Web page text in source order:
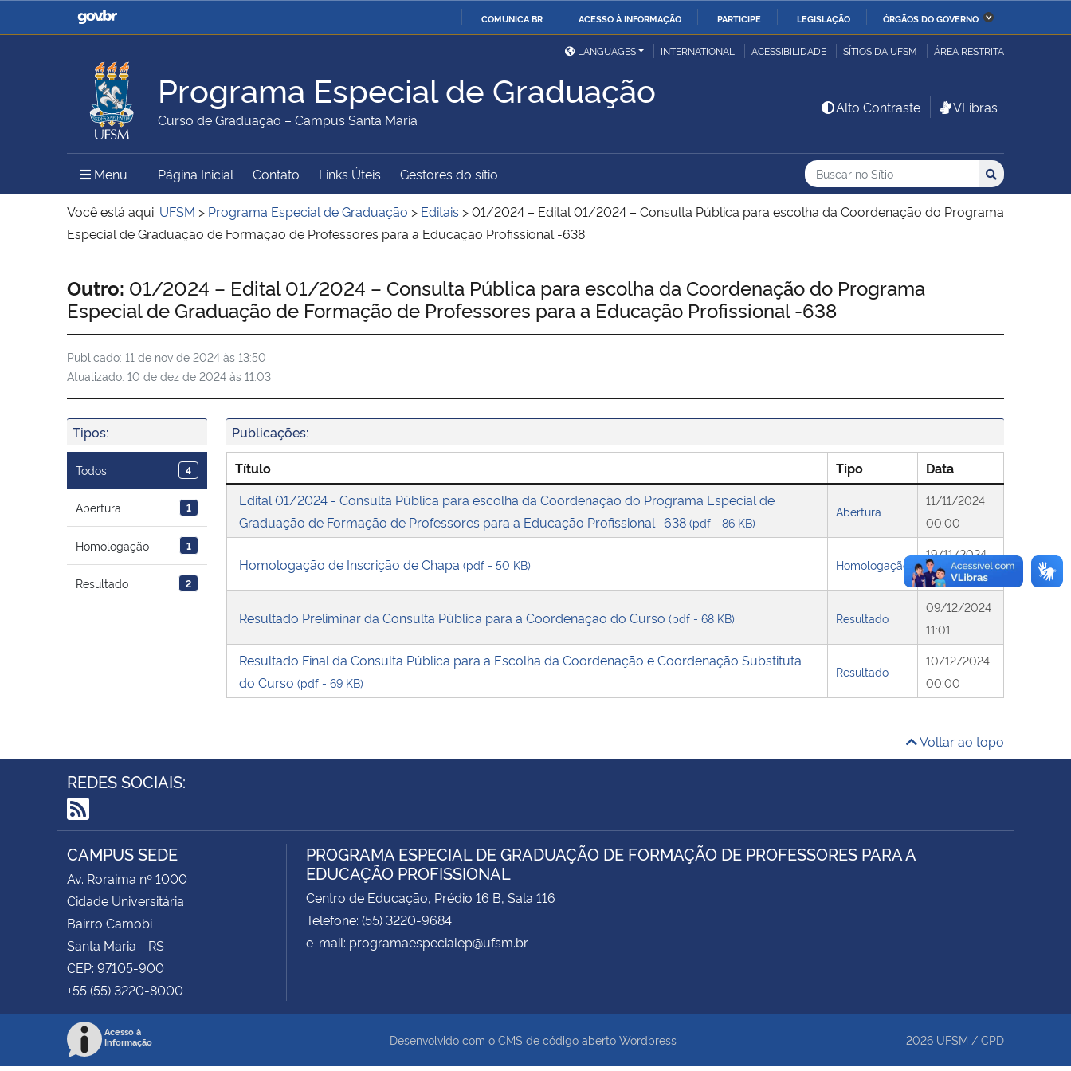
O
COMUNICA BR ACESSO À INFORMAÇÃO PARTICIPE LEGISLAÇÃO ÓRGÃOS DO GOVERNO
Casa Civil
Ministério da Justiça e
Ministério da Defesa
Ministério das Relações
Exteriores
Ministério da Economia Ministério da Infraestrutura
Ministério da Agricultura,
Pecuária e Abastecimento
Ministério da Educação Ministério da Cidadania Ministério da Saúde
Ministério da Ciência,
Tecnologia, Inovações e
Ministério do Meio Ambiente Ministério do Turismo
Ministério do
Desenvolvimento Regional
União
Família e dos Direitos
Institucional
LANGUAGES INTERNATIONAL ACESSIBILIDADE SÍTIOS DA UFSM ÁREA RESTRITA
Programa Especial de Graduação
Curso de Graduação – Campus Santa Maria
Alto Contraste VLibras
Menu Menu Principal do Sítio
Página Inicial Contato Links Úteis Gestores do sítio Busca
Buscar no no Sítio
Busca: Buscar
Você está aqui: UFSM > Programa Especial de Graduação > Editais >01/2024 – Edital 01/2024 – Consulta Pública para escolha da Coordenação do Programa
Especial de Graduação de Formação de Professores para a Educação Profissional -638
Início do conteúdo
Outro: 01/2024 – Edital 01/2024 – Consulta Pública para escolha da Coordenação do Programa
Especial de Graduação de Formação de Professores para a Educação Profissional -638
Publicado: 11 de nov de 2024 às 13:50
Atualizado: 10 de dez de 2024 às 11:03
Tipos:
Todos 4
Abertura 1
Homologação 1
Resultado 2
Publicações:
Título Tipo
Data
Edital 01/2024 - Consulta Pública para escolha da Coordenação do Programa Especial de
Graduação de Formação de Professores para a Educação Profissional -638 (pdf - 86 KB)
Abertura
11/11/2024
00:00
Homologação de Inscrição de Chapa (pdf - 50 KB) Homologação
19/11/2024
13:49
Resultado Preliminar da Consulta Pública para a Coordenação do Curso (pdf - 68 KB) Resultado
09/12/2024
11:01
Resultado Final da Consulta Pública para a Escolha da Coordenação e Coordenação Substituta
do Curso (pdf - 69 KB)
Resultado
10/12/2024
00:00
Voltar ao topo
REDES SOCIAIS:
RSS
CAMPUS SEDE
Av. Roraima nº 1000
Cidade Universitária
Bairro Camobi
Santa Maria - RS
CEP: 97105-900
+55 (55) 3220-8000
PROGRAMA ESPECIAL DE GRADUAÇÃO DE FORMAÇÃO DE PROFESSORES PARA A
EDUCAÇÃO PROFISSIONAL
Centro de Educação, Prédio 16 B, Sala 116
Telefone: (55) 3220-9684
e-mail: programaespecialep@ufsm.br
Acesso à
Informação
Desenvolvido com o CMS de código aberto Wordpress 2026 UFSM / CPD